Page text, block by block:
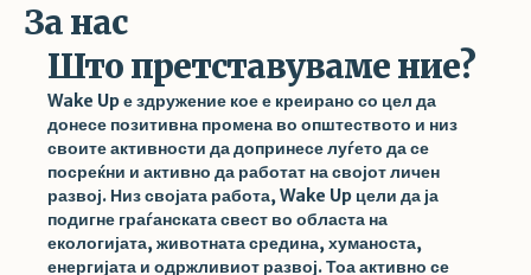
За нас
Што претставуваме ние?
Wake Up е здружение кое е креирано со цел да
донесе позитивна промена во општеството и низ
своите активности да допринесе луѓето да се
посреќни и активно да работат на својот личен
развој. Низ својата работа, Wake Up цели да ја
подигне граѓанската свест во областа на
екологијата, животната средина, хуманоста,
енергијата и одржливиот развој. Тоа активно се